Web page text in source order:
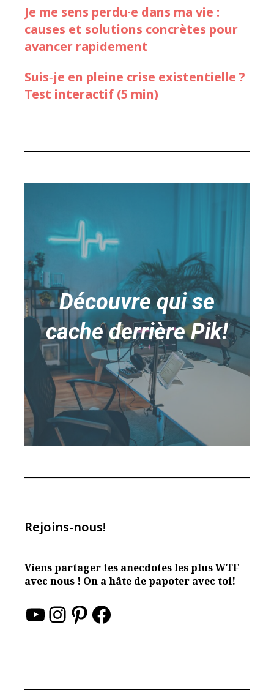
Je me sens perdu·e dans ma vie :
causes et solutions concrètes pour
avancer rapidement
Suis‑je en pleine crise existentielle ?
Test interactif (5 min)
Découvre qui se
cache derrière Pik!
Rejoins-nous!
Viens partager tes anecdotes les plus WTF
avec nous ! On a hâte de papoter avec toi!